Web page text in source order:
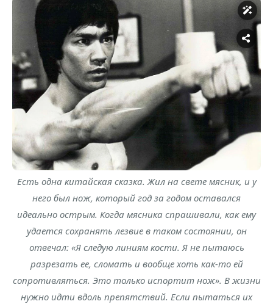
Есть одна китайская сказка. Жил на свете мясник, и у
него был нож, который год за годом оставался
идеально острым. Когда мясника спрашивали, как ему
удается сохранять лезвие в таком состоянии, он
отвечал: «Я следую линиям кости. Я не пытаюсь
разрезать ее, сломать и вообще хоть как-то ей
сопротивляться. Это только испортит нож». В жизни
нужно идти вдоль препятствий. Если пытаться их